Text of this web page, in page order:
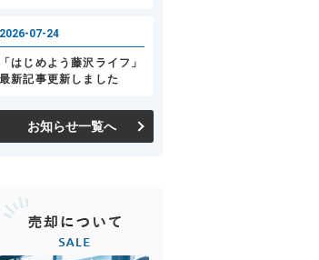
お知らせ一覧へ